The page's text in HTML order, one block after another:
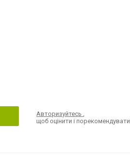
Авторизуйтесь,
щоб оцінити і порекомендувати